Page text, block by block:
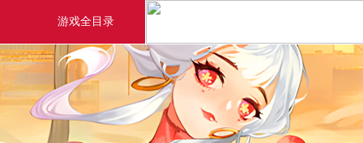
游戏全目录
玄幻游戏
玄天之剑